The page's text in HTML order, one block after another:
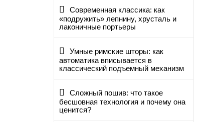
Современная классика: как
«подружить» лепнину, хрусталь и
лаконичные портьеры
Умные римские шторы: как
автоматика вписывается в
классический подъемный механизм
Сложный пошив: что такое
бесшовная технология и почему она
ценится?